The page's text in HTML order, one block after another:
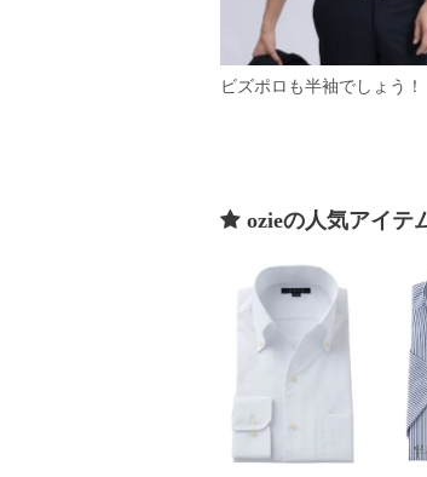
ビズポロも半袖でしょう！
ozieの人気アイテ